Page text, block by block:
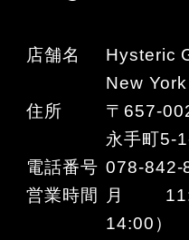
店舗名
Hysteric
New
住所
〒657-
永手町5-
電話番号 078-842-
営業時間
月
14:00）